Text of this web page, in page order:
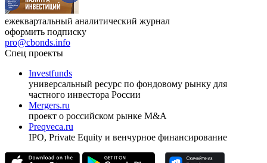
ежеквартальный аналитический журнал
оформить подписку
pro@cbonds.info
Спец проекты
Investfunds
универсальный ресурс по фондовому рынку для
частного инвестора России
Mergers.ru
проект о российском рынке M&A
Preqveca.ru
IPO, Private Equity и венчурное финансирование